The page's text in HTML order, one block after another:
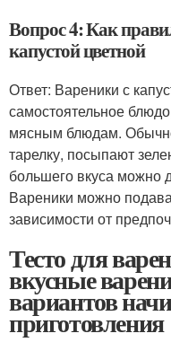
Вопрос 4: Как
капустой цветной
Ответ: Вареники с
самостоятельное
мясным блюдам.
тарелку, посыпают
большего вкуса можно
Вареники можно
зависимости от
Тесто для
вкусные
вариантов
приготовления